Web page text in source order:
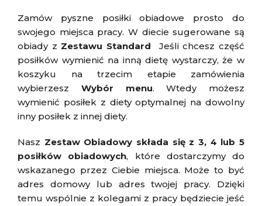
Zamów pyszne posiłki obiadowe prosto do
swojego miejsca pracy. W diecie sugerowane są
obiady z Zestawu Standard Jeśli chcesz część
posiłków wymienić na inną dietę wystarczy, że w
koszyku na trzecim etapie zamówienia
wybierzesz Wybór menu. Wtedy możesz
wymienić posiłek z diety optymalnej na dowolny
inny posiłek z innej diety.
Nasz Zestaw Obiadowy składa się z 3, 4 lub 5
posiłków obiadowych, które dostarczymy do
wskazanego przez Ciebie miejsca. Może to być
adres domowy lub adres twojej pracy. Dzięki
temu wspólnie z kolegami z pracy będziecie jeść